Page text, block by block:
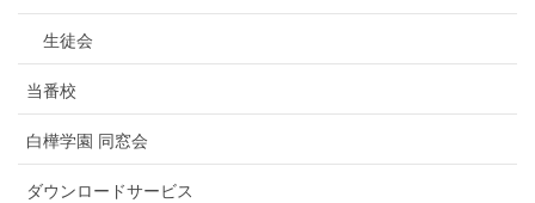
生徒会
当番校
白樺学園 同窓会
ダウンロードサービス